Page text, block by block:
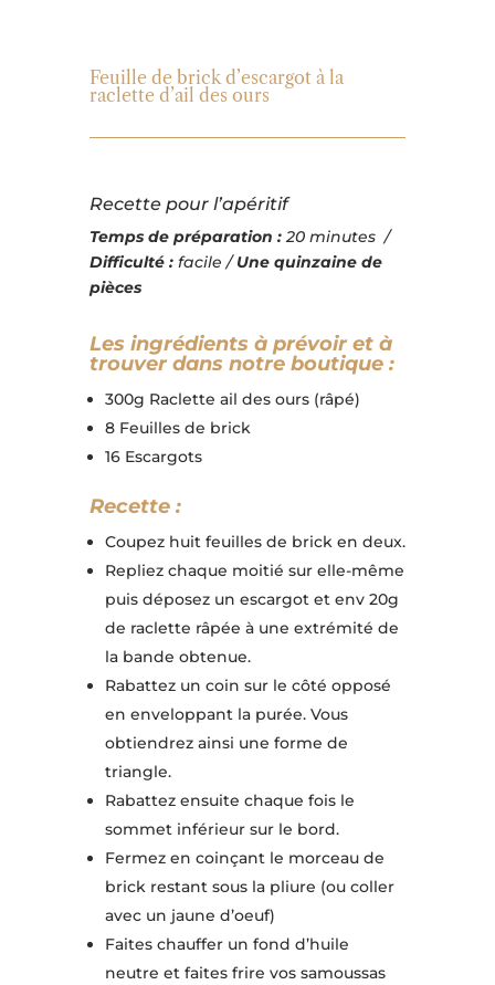
Feuille de brick d’escargot à la
raclette d’ail des ours
Recette pour l’apéritif
Temps de préparation :20 minutes /
Difficulté :facile /Une quinzaine de
pièces
Les ingrédients à prévoir et à
trouver dans notre boutique :
300g Raclette ail des ours (râpé)
8 Feuilles de brick
16 Escargots
Recette :
Coupez huit feuilles de brick en deux.
Repliez chaque moitié sur elle-même
puis déposez un escargot et env 20g
de raclette râpée à une extrémité de
la bande obtenue.
Rabattez un coin sur le côté opposé
en enveloppant la purée. Vous
obtiendrez ainsi une forme de
triangle.
Rabattez ensuite chaque fois le
sommet inférieur sur le bord.
Fermez en coinçant le morceau de
brick restant sous la pliure (ou coller
avec un jaune d’oeuf)
Faites chauffer un fond d’huile
neutre et faites frire vos samoussas